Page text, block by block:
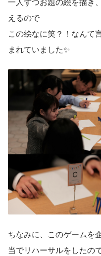
えるので
この絵なに笑？！なんて
まれていました✨
ちなみに、このゲームを
当でリハーサルをしたの